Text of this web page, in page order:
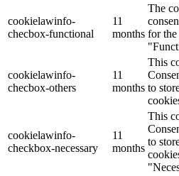
cookielawinfo-
checbox-functional
11
months
The
for the
cookielawinfo-
checbox-others
11
months
This
to
cookielawinfo-
checkbox-necessary
11
months
This
to